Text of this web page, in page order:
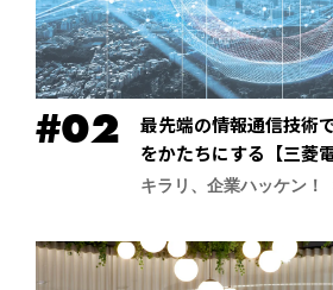
最先端の情報通信技術
をかたちにする【三菱
術総合研究所】
キラリ、企業ハッケン！